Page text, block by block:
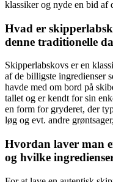
klassiker og nyde en bid af
Hvad er
denne traditionelle
Skipperlabskovs er en
af de billigste ingredienser
havde med om bord på
tallet og er kendt for sin
en form for gryderet, der
løg og evt. andre
Hvordan laver man
og hvilke